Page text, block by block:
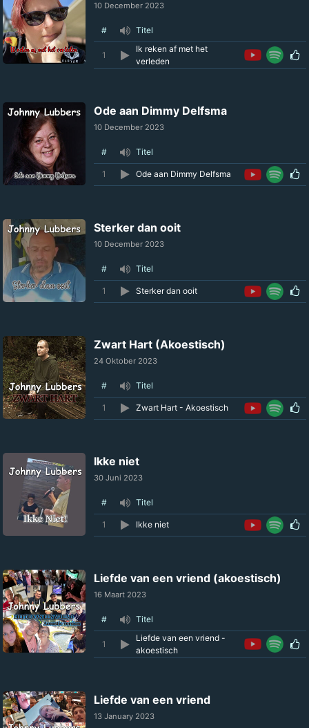
10 December 2023
# Titel
1
Ik reken af met het
verleden
Ode aan Dimmy Delfsma
10 December 2023
# Titel
1 Ode aan Dimmy Delfsma
Sterker dan ooit
10 December 2023
# Titel
1 Sterker dan ooit
Zwart Hart (Akoestisch)
24 Oktober 2023
# Titel
1 Zwart Hart - Akoestisch
Ikke niet
30 Juni 2023
# Titel
1 Ikke niet
Liefde van een vriend (akoestisch)
16 Maart 2023
# Titel
1
Liefde van een vriend -
akoestisch
Liefde van een vriend
13 January 2023